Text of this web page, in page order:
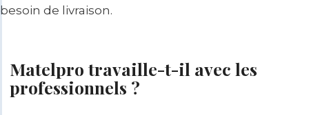
besoin de livraison.
Matelpro travaille-t-il avec les
professionnels ?